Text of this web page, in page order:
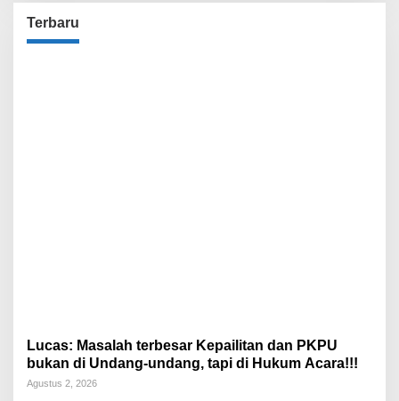
Terbaru
Lucas: Masalah terbesar Kepailitan dan PKPU
bukan di Undang-undang, tapi di Hukum Acara!!!
Agustus 2, 2026